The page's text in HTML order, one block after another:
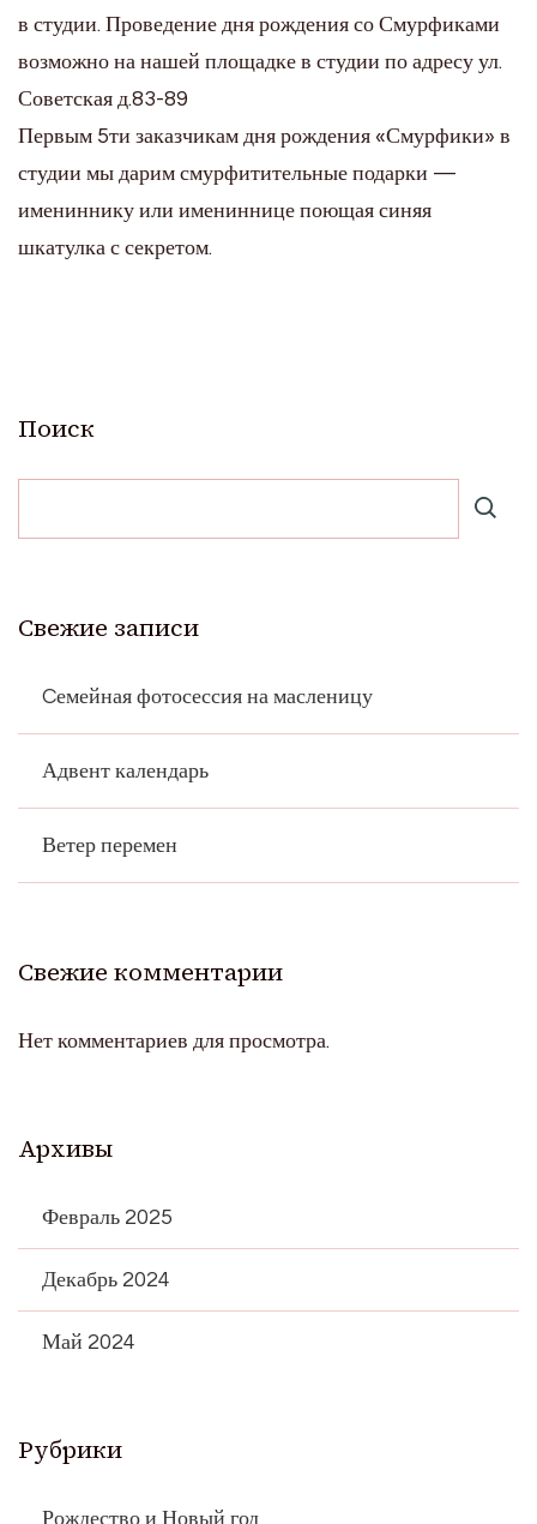
в студии. Проведение дня рождения со Смурфиками
возможно на нашей площадке в студии по адресу ул.
Советская д.83-89
Первым 5ти заказчикам дня рождения «Смурфики» в
студии мы дарим смурфитительные подарки —
имениннику или имениннице поющая синяя
шкатулка с секретом.
Поиск
Свежие записи
Cемейная фотосессия на масленицу
Адвент календарь
Ветер перемен
Свежие комментарии
Нет комментариев для просмотра.
Архивы
Февраль 2025
Декабрь 2024
Май 2024
Рубрики
Рождество и Новый год